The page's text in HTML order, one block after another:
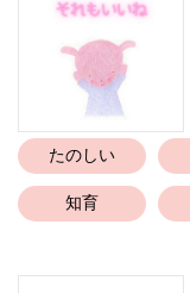
たのしい
知育